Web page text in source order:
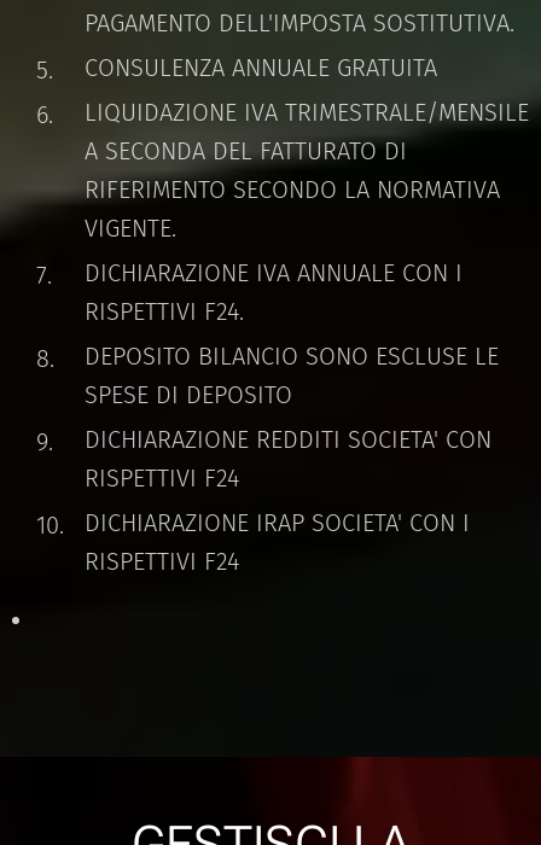
PAGAMENTO DELL'IMPOSTA SOSTITUTIVA.
CONSULENZA ANNUALE GRATUITA
LIQUIDAZIONE IVA TRIMESTRALE/MENSILE
A SECONDA DEL FATTURATO DI
RIFERIMENTO SECONDO LA NORMATIVA
VIGENTE.
DICHIARAZIONE IVA ANNUALE CON I
RISPETTIVI F24.
DEPOSITO BILANCIO SONO ESCLUSE LE
SPESE DI DEPOSITO
DICHIARAZIONE REDDITI SOCIETA' CON
RISPETTIVI F24
DICHIARAZIONE IRAP SOCIETA' CON I
RISPETTIVI F24